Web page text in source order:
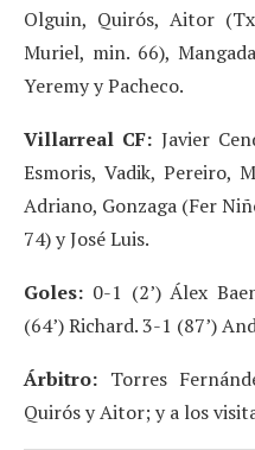
Olguin, Quirós, Aitor
Muriel, min. 66),
Yeremy y Pacheco.
Villarreal CF: Javier
Esmoris, Vadik, Pereiro,
Adriano, Gonzaga (Fer
74) y José Luis.
Goles: 0-1 (2’) Álex
(64’) Richard. 3-1 (87’)
Árbitro: Torres
Quirós y Aitor; y a los